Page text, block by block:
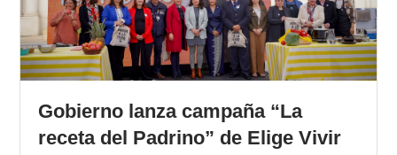
Gobierno lanza campaña “La
receta del Padrino” de Elige Vivir